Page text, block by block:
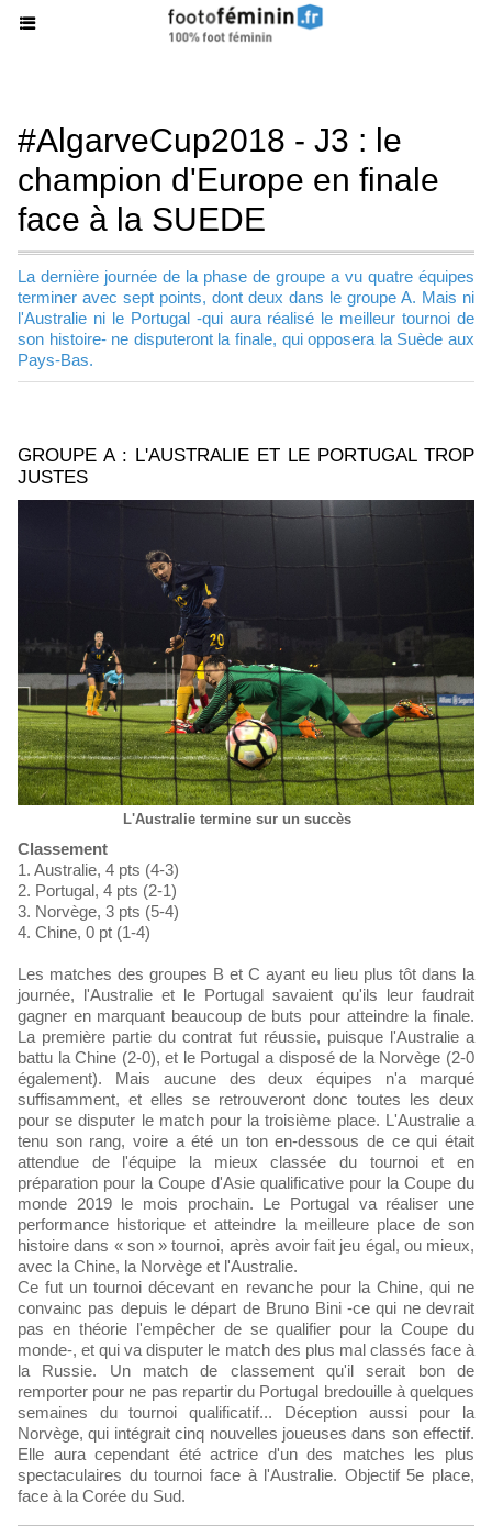
#AlgarveCup2018 - J3 : le
champion d'Europe en finale
face à la SUEDE
La dernière journée de la phase de groupe a vu quatre équipes
terminer avec sept points, dont deux dans le groupe A. Mais ni
l'Australie ni le Portugal -qui aura réalisé le meilleur tournoi de
son histoire- ne disputeront la finale, qui opposera la Suède aux
Pays-Bas.
GROUPE A : L'AUSTRALIE ET LE PORTUGAL TROP
JUSTES
L'Australie termine sur un succès
Classement
1. Australie, 4 pts (4-3)
2. Portugal, 4 pts (2-1)
3. Norvège, 3 pts (5-4)
4. Chine, 0 pt (1-4)
Les matches des groupes B et C ayant eu lieu plus tôt dans la
journée, l'Australie et le Portugal savaient qu'ils leur faudrait
gagner en marquant beaucoup de buts pour atteindre la finale.
La première partie du contrat fut réussie, puisque l'Australie a
battu la Chine (2-0), et le Portugal a disposé de la Norvège (2-0
également). Mais aucune des deux équipes n'a marqué
suffisamment, et elles se retrouveront donc toutes les deux
pour se disputer le match pour la troisième place. L'Australie a
tenu son rang, voire a été un ton en-dessous de ce qui était
attendue de l'équipe la mieux classée du tournoi et en
préparation pour la Coupe d'Asie qualificative pour la Coupe du
monde 2019 le mois prochain. Le Portugal va réaliser une
performance historique et atteindre la meilleure place de son
histoire dans « son » tournoi, après avoir fait jeu égal, ou mieux,
avec la Chine, la Norvège et l'Australie.
Ce fut un tournoi décevant en revanche pour la Chine, qui ne
convainc pas depuis le départ de Bruno Bini -ce qui ne devrait
pas en théorie l'empêcher de se qualifier pour la Coupe du
monde-, et qui va disputer le match des plus mal classés face à
la Russie. Un match de classement qu'il serait bon de
remporter pour ne pas repartir du Portugal bredouille à quelques
semaines du tournoi qualificatif... Déception aussi pour la
Norvège, qui intégrait cinq nouvelles joueuses dans son effectif.
Elle aura cependant été actrice d'un des matches les plus
spectaculaires du tournoi face à l'Australie. Objectif 5e place,
face à la Corée du Sud.